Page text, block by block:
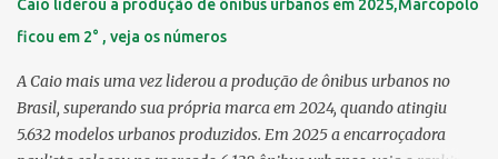
Caio liderou a produção de ônibus urbanos em 2025,Marcopolo
ficou em 2° , veja os números
A Caio mais uma vez liderou a produção de ônibus urbanos no
Brasil, superando sua própria marca em 2024, quando atingiu
5.632 modelos urbanos produzidos. Em 2025 a encarroçadora